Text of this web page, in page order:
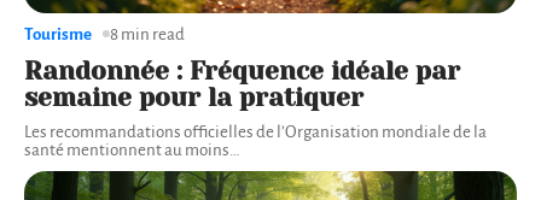
Randonnée : Fréquence idéale par
semaine pour la pratiquer
Les recommandations officielles de l’Organisation mondiale de la
santé mentionnent au moins
Tourisme 8 min read